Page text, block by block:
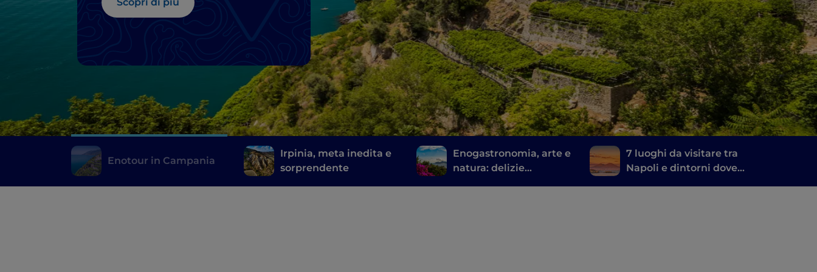
Scopri di più
Enotour in Campania
Irpinia, meta inedita e
sorprendente
Enogastronomia, arte e
natura: delizie
7 luoghi da visitare tra
Napoli e dintorni dove